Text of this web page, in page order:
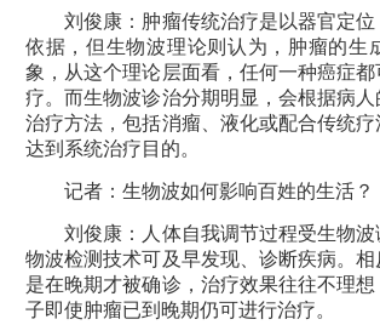
刘俊康：肿瘤传统治疗是以器官定位
依据，但生物波理论则认为，肿瘤的生
象，从这个理论层面看，任何一种癌症
疗。而生物波诊治分期明显，会根据病
治疗方法，包括消瘤、液化或配合传统
达到系统治疗目的。
记者：生物波如何影响百姓的生活？
刘俊康：人体自我调节过程受生物波
物波检测技术可及早发现、诊断疾病。
是在晚期才被确诊，治疗效果往往不理
子即使肿瘤已到晚期仍可进行治疗。